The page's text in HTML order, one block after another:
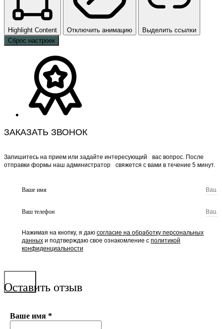
Highlight Content Отключить анимацию
Выделить ссылки
Сброс настроек
ЗАКАЗАТЬ ЗВОНОК
Запишитесь на прием или задайте интересующий вас вопрос. После
отправки формы наш администратор свяжется с вами в течение 5 минут.
Ваше имя
Ваш телефон
Нажимая на кнопку, я даю согласие на обработку персональных
данных и подтверждаю свое ознакомление с политикой
конфиденциальности
Отправить
Оставить отзыв
Ваше имя *